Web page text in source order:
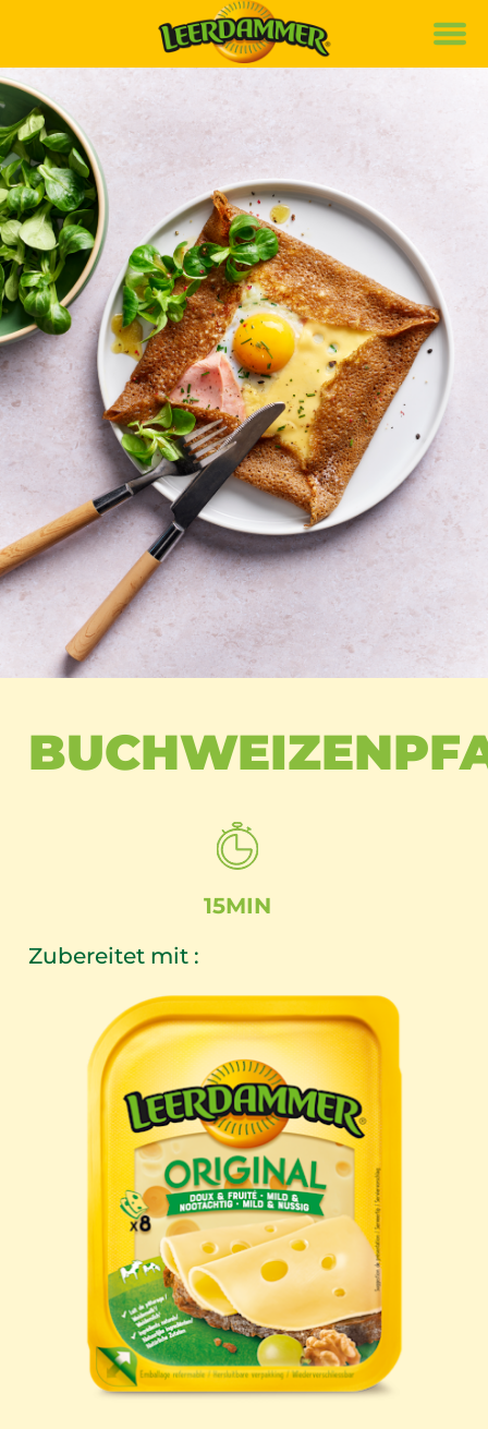
Marke
Rezepte
Produkte
Nachhaltigkeit
deit fr
15MIN
Zubereitet mit :